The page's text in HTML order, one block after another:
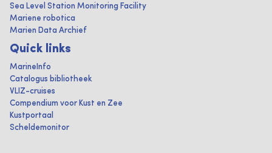
Sea Level Station Monitoring Facility
Mariene robotica
Marien Data Archief
Quick links
MarineInfo
Catalogus bibliotheek
VLIZ-cruises
Compendium voor Kust en Zee
Kustportaal
Scheldemonitor